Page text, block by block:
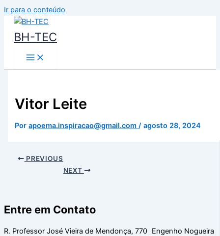
Ir para o conteúdo
BH-TEC
Vitor Leite
Porapoema.inspiracao@gmail.com/agosto 28, 2024
PREVIOUS
NEXT
Entre em Contato
R. Professor José Vieira de Mendonça, 770 Engenho Nogueira